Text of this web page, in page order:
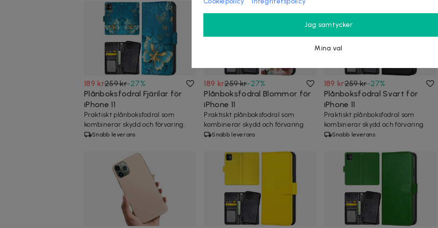
189 kr259 kr-27%
Plånboksfodral Fjärilar för
iPhone 11
Praktiskt plånboksfodral som
kombinerar skydd och förvaring.
Snabb leverans
189 kr259 kr-27%
Plånboksfodral Blommor för
iPhone 11
Praktiskt plånboksfodral som
kombinerar skydd och förvaring.
Snabb leverans
189 kr259 kr-27%
Plånboksfodral Svart för
iPhone 11
Praktiskt plånboksfodral som
kombinerar skydd och förvaring.
Snabb leverans
Jag samtycker
Mina val